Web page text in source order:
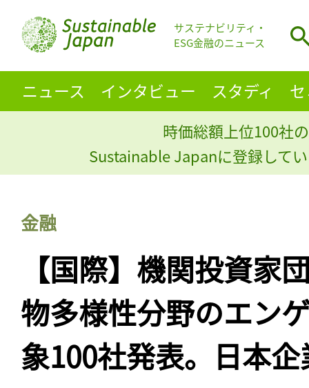
サステナビリティ・
ESG金融のニュース
ニュース インタビュー スタディ
時価総額上位100社
Sustainable Japanに登録して
金融
【国際】機関投資家
物多様性分野のエン
象100社発表。日本